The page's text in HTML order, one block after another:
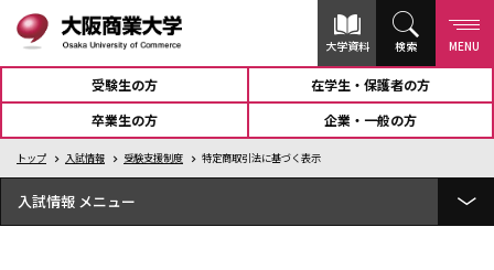
大学資料 検索 MENU
受験生の方
在学生・保護者の方
卒業生の方
企業・一般の方
トップ 入試情報 受験支援制度 特定商取引法に基づく表示
入試情報